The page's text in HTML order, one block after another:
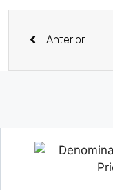
Anterior